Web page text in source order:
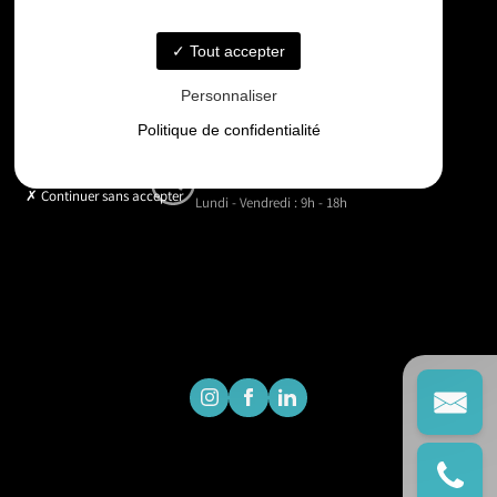
contact@gd-drones-services.fr
Horaires
Lundi - Vendredi : 9h - 18h
Tout accepter
Personnaliser
Politique de confidentialité
Continuer sans accepter